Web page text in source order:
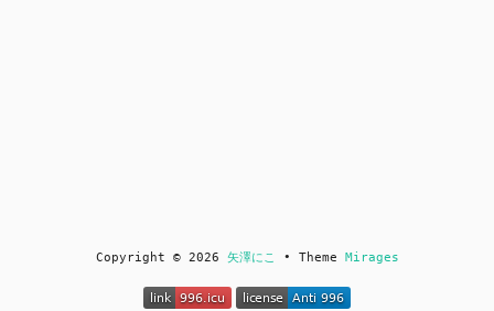
Copyright © 2026 矢澤にこ • Theme Mirages